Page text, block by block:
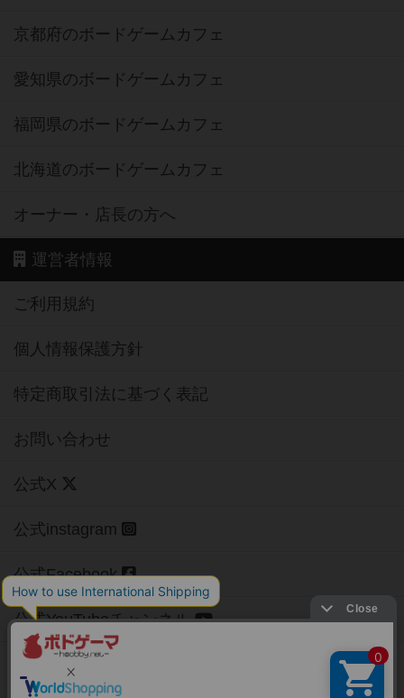
京都府のボードゲームカフェ
愛知県のボードゲームカフェ
福岡県のボードゲームカフェ
北海道のボードゲームカフェ
オーナー・店長の方へ
運営者情報
ご利用規約
個人情報保護方針
特定商取引法に基づく表記
お問い合わせ
公式X
公式instagram
公式Facebook
公式YouTubeチャンネル